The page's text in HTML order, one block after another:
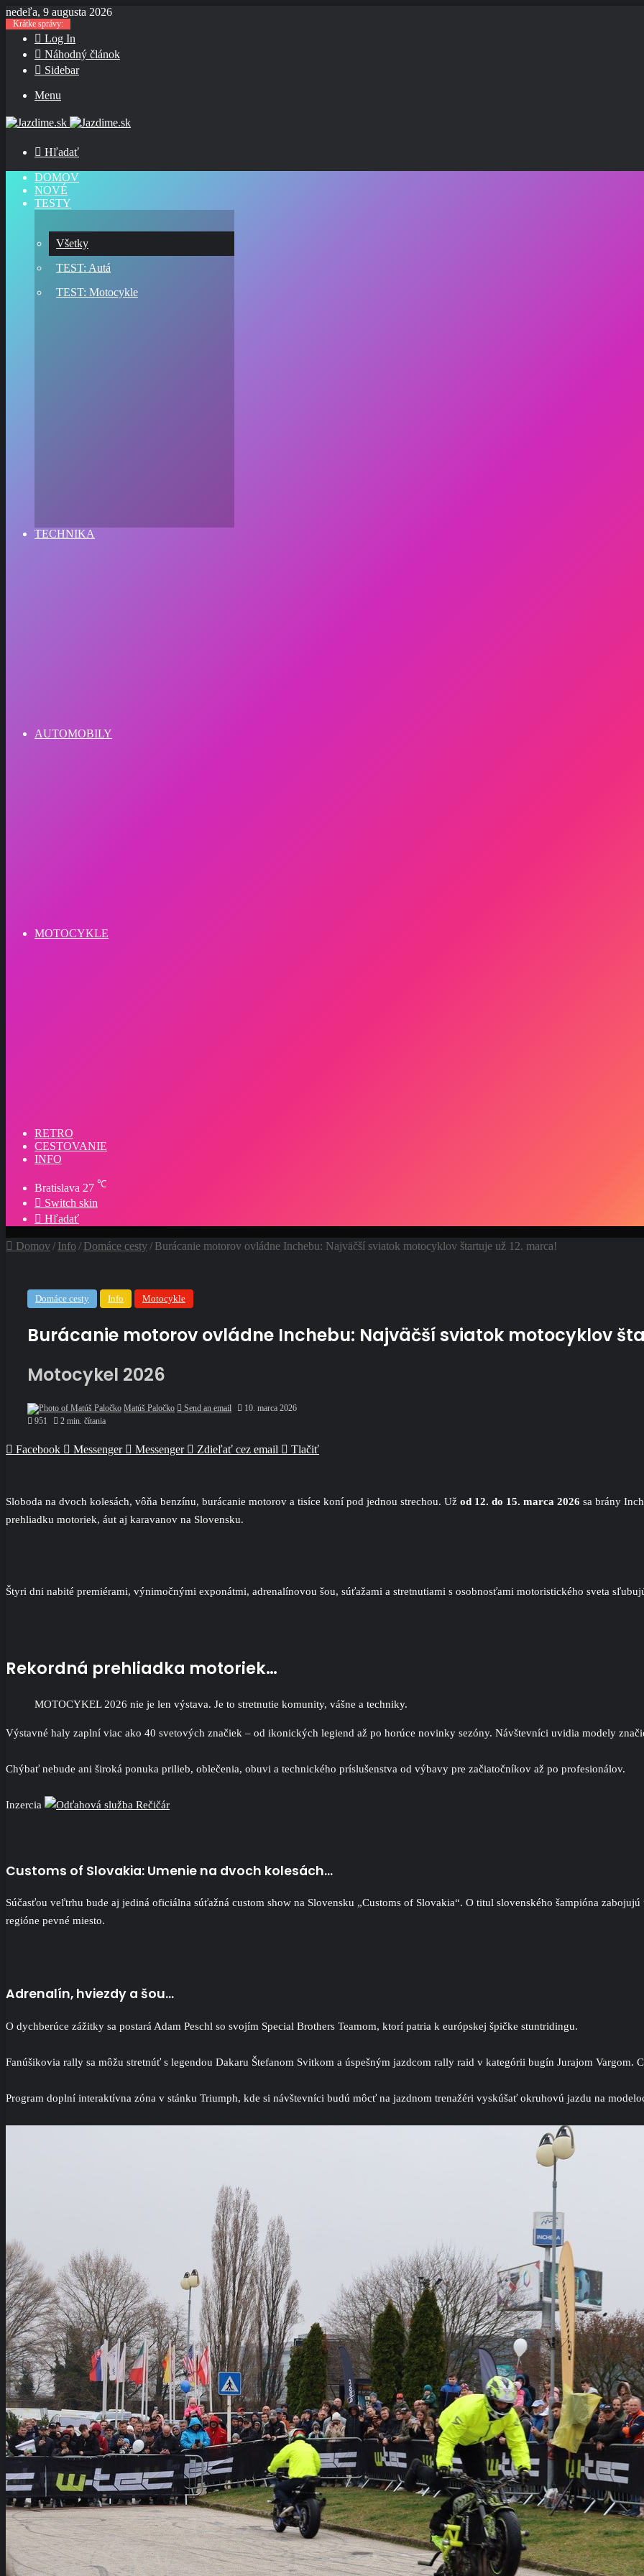
nedeľa, 9 augusta 2026
Krátke správy:
Log In
Náhodný článok
Sidebar
Menu
Hľadať
DOMOV
NOVÉ
TESTY
Všetky
TEST: Autá
TEST: Motocykle
TECHNIKA
AUTOMOBILY
MOTOCYKLE
RETRO
CESTOVANIE
INFO
Bratislava 27 ℃
Switch skin
Hľadať
Domov/ Info / Domáce cesty/ Burácanie motorov ovládne Inchebu: Najväčší sviatok motocyklov štartuje už 12. marca!
Domáce cesty Info Motocykle
Burácanie motorov ovládne Inchebu: Najväčší sviatok motocyklov
Motocykel 2026
Matúš Paločko Send an email
10. marca 2026
951
2 min. čítania
Facebook Messenger Messenger Zdieľať cez email Tlačiť
Sloboda na dvoch kolesách, vôňa benzínu, burácanie motorov a tisíce koní pod jednou strechou. Už od 12. do 15. marca 2026 sa brány
prehliadku motoriek, áut aj karavanov na Slovensku.
Štyri dni nabité premiérami, výnimočnými exponátmi, adrenalínovou šou, súťažami a stretnutiami s osobnosťami motoristického sveta
Rekordná prehliadka motoriek…
MOTOCYKEL 2026 nie je len výstava. Je to stretnutie komunity, vášne a techniky.
Výstavné haly zaplní viac ako 40 svetových značiek – od ikonických legiend až po horúce novinky sezóny. Návštevníci uvidia modely
Chýbať nebude ani široká ponuka prilieb, oblečenia, obuvi a technického príslušenstva od výbavy pre začiatočníkov až po profesionálov.
Inzercia
Customs of Slovakia: Umenie na dvoch kolesách…
Súčasťou veľtrhu bude aj jediná oficiálna súťažná custom show na Slovensku „Customs of Slovakia“. O titul slovenského šampióna
regióne pevné miesto.
Adrenalín, hviezdy a šou…
O dychberúce zážitky sa postará Adam Peschl so svojím Special Brothers Teamom, ktorí patria k európskej špičke stuntridingu.
Fanúšikovia rally sa môžu stretnúť s legendou Dakaru Štefanom Svitkom a úspešným jazdcom rally raid v kategórii bugín Jurajom
Program doplní interaktívna zóna v stánku Triumph, kde si návštevníci budú môcť na jazdnom trenažéri vyskúšať okruhovú jazdu na